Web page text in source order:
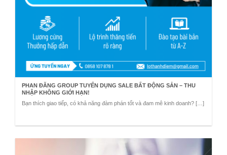
PHAN ĐĂNG GROUP TUYỂN DỤNG SALE BẤT ĐỘNG SẢN – THU
NHẬP KHÔNG GIỚI HẠN!
Bạn thích giao tiếp, có khả năng đàm phán tốt và đam mê kinh doanh? […]